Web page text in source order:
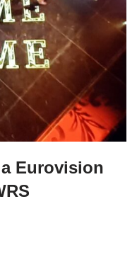
Eurovision